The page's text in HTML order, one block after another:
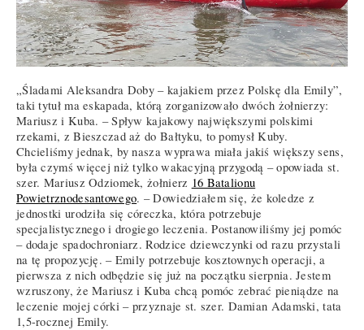
„Śladami Aleksandra Doby – kajakiem przez Polskę dla Emily”,
taki tytuł ma eskapada, którą zorganizowało dwóch żołnierzy:
Mariusz i Kuba. – Spływ kajakowy największymi polskimi
rzekami, z Bieszczad aż do Bałtyku, to pomysł Kuby.
Chcieliśmy jednak, by nasza wyprawa miała jakiś większy sens,
była czymś więcej niż tylko wakacyjną przygodą – opowiada st.
szer. Mariusz Odziomek, żołnierz 16 Batalionu
Powietrznodesantowego. – Dowiedziałem się, że koledze z
jednostki urodziła się córeczka, która potrzebuje
specjalistycznego i drogiego leczenia. Postanowiliśmy jej pomóc
– dodaje spadochroniarz. Rodzice dziewczynki od razu przystali
na tę propozycję. – Emily potrzebuje kosztownych operacji, a
pierwsza z nich odbędzie się już na początku sierpnia. Jestem
wzruszony, że Mariusz i Kuba chcą pomóc zebrać pieniądze na
leczenie mojej córki – przyznaje st. szer. Damian Adamski, tata
1,5-rocznej Emily.